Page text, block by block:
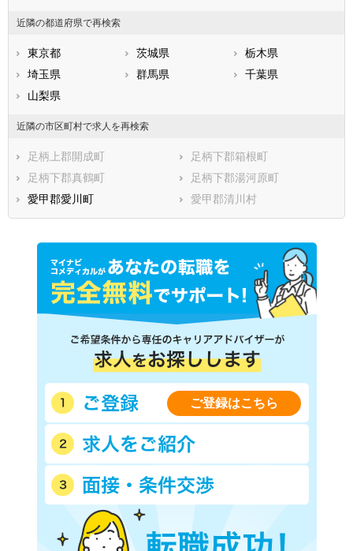
近隣の都道府県で再検索
東京都 茨城県
栃木県
埼玉県
群馬県
千葉県
山梨県
近隣の市区町村で求人を再検索
足柄上郡開成町
足柄下郡箱根町
足柄下郡真鶴町
足柄下郡湯河原町
愛甲郡愛川町
愛甲郡清川村
ご登録はこちら